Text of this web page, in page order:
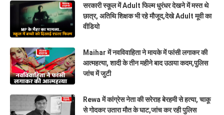
सरकारी स्कूल में Adult फिल्म धुरंधर देखने में मस्त थे
छात्र, अतिथि शिक्षक भी रहे मौजूद,देखे Adult मूवी का
वीडियो
Maihar में नवविवाहिता ने मायके में फांसी लगाकर की
आत्महत्या, शादी के तीन महीने बाद उठाया कदम,पुलिस
जांच में जुटी
Rewa में कांग्रेस नेता की सरेराह बेरहमी से हत्या, चाकू
से गोदकर उतारा मौत के घाट,जांच कर रही पुलिस